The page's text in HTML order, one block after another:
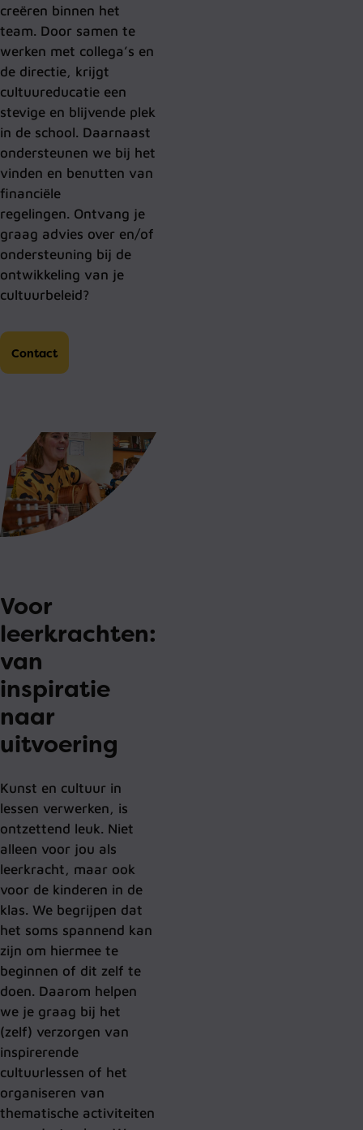
creëren binnen het
team. Door samen te
werken met collega’s en
de directie, krijgt
cultuureducatie een
stevige en blijvende plek
in de school. Daarnaast
ondersteunen we bij het
vinden en benutten van
financiële
regelingen. Ontvang je
graag advies over en/of
ondersteuning bij de
ontwikkeling van je
cultuurbeleid?
Contact
Voor
leerkrachten:
van
inspiratie
naar
uitvoering
Kunst en cultuur in
lessen verwerken, is
ontzettend leuk. Niet
alleen voor jou als
leerkracht, maar ook
voor de kinderen in de
klas. We begrijpen dat
het soms spannend kan
zijn om hiermee te
beginnen of dit zelf te
doen. Daarom helpen
we je graag bij het
(zelf) verzorgen van
inspirerende
cultuurlessen of het
organiseren van
thematische activiteiten